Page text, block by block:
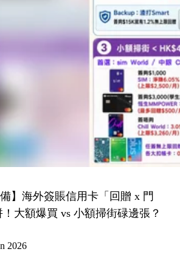
備】海外簽賬信用卡「回贈 x 門
大額爆買 vs 小額掃街碌邊張？
2026